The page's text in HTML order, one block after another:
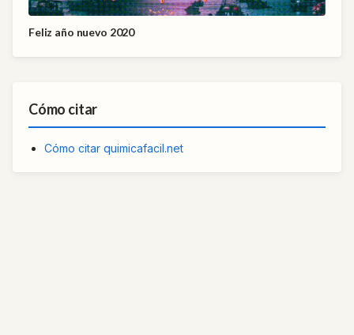
Feliz año nuevo 2020
Cómo citar
Cómo citar quimicafacil.net